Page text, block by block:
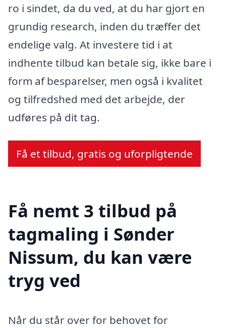
ro i sindet, da du ved, at du har gjort en
grundig research, inden du træffer det
endelige valg. At investere tid i at
indhente tilbud kan betale sig, ikke bare i
form af besparelser, men også i kvalitet
og tilfredshed med det arbejde, der
udføres på dit tag.
Få et tilbud, gratis og uforpligtende
Få nemt 3 tilbud på
tagmaling i Sønder
Nissum, du kan være
tryg ved
Når du står over for behovet for